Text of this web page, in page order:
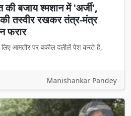
बजाय श्मशान में 'अर्जी',
तस्वीर रखकर तंत्र-मंत्र
फरार
आमतौर पर वकील दलीलें पेश करते हैं,
Manishankar Pandey